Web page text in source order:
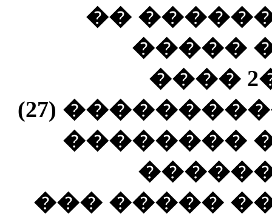
�������
���
������� 583 ��� ��2 ����
������ ��� ��� ���������� (27)
�����
������ ��